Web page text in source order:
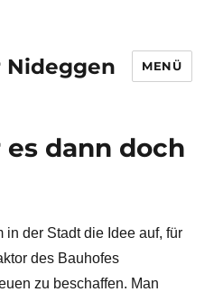
Nideggen MENÜ
dann doch
in der Stadt die Idee auf, für
des Bauhofes
zu beschaffen. Man